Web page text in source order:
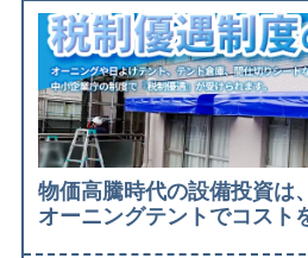
物価高騰時代の設備投資は
オーニングテントでコスト